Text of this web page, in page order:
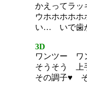
かえってラッ
ウホホホホ
い… いで歯
3D
ワンツー
そうそう 上
その調子♥